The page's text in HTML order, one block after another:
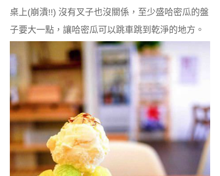
桌上(崩潰!!) 沒有叉子也沒關係，至少盛哈密瓜的盤
子要大一點，讓哈密瓜可以跳車跳到乾淨的地方。